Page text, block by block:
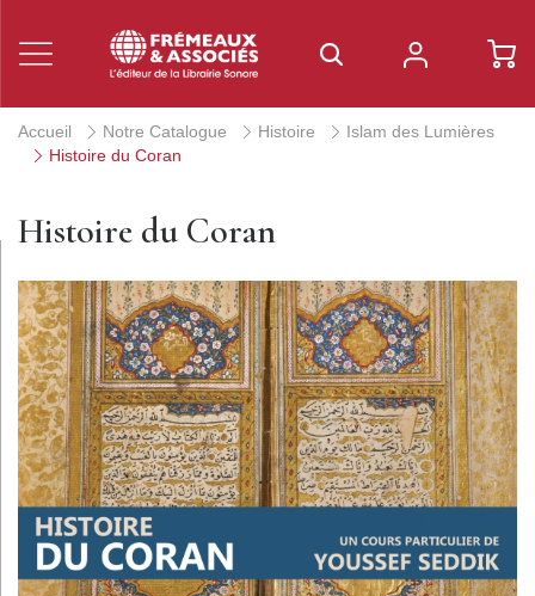
Accueil Notre Catalogue Histoire
Islam des Lumières
Histoire du Coran
Histoire du Coran